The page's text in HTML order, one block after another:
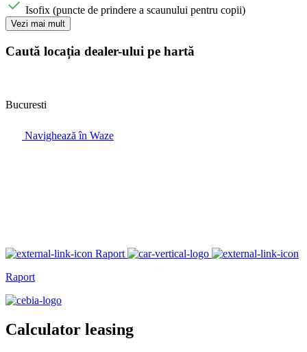
Isofix (puncte de prindere a scaunului pentru copii)
Vezi mai mult
Caută locația dealer-ului pe hartă
Bucuresti
Navighează în Waze
Raport
Raport
Calculator leasing